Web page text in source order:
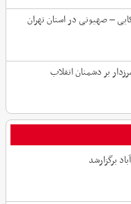
برگزارشد